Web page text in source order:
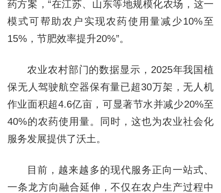
药方案，“在江苏、山东等地规模化农场，这一
模式可帮助农户实现农药使用量减少10%至
15%，节肥效率提升20%”。
农业农村部门的数据显示，2025年我国植
保无人驾驶航空器保有量已超30万架，无人机
作业面积超4.6亿亩，可显著节水并减少20%至
40%的农药使用量。同时，这也为农业社会化
服务发展提供了沃土。
目前，越来越多的现代服务正向一站式、
一条龙方向融合延伸，不仅在农户生产过程中